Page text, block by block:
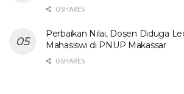
0 SHARES
Perbaikan Nilai, Dosen Diduga
Mahasiswi di PNUP Makassar
0 SHARES